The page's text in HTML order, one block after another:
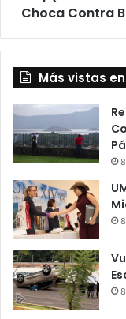
Banca
Cantera
Apatzingán
Choca Contra
Más vistas